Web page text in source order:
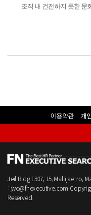
조직 내 건전하지 못한 문
이용약관 개
Jeil Bldg 1307, 15, Mallijae-ro,
: jwc@fnexecutive.com
Reserved.